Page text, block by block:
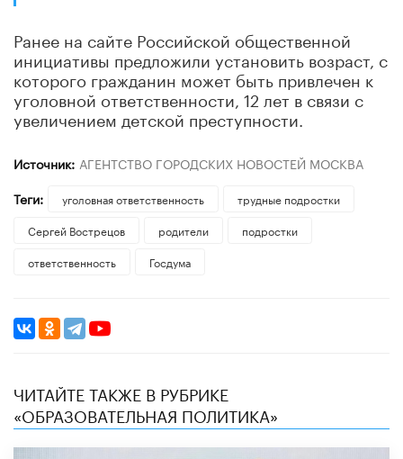
Ранее на сайте Российской общественной
инициативы предложили установить возраст, с
которого гражданин может быть привлечен к
уголовной ответственности, 12 лет в связи с
увеличением детской преступности.
Источник: АГЕНТСТВО ГОРОДСКИХ НОВОСТЕЙ МОСКВА
Теги:
уголовная ответственность
трудные подростки
Сергей Вострецов
родители
подростки
ответственность
Госдума
ЧИТАЙТЕ ТАКЖЕ В РУБРИКЕ
«ОБРАЗОВАТЕЛЬНАЯ ПОЛИТИКА»